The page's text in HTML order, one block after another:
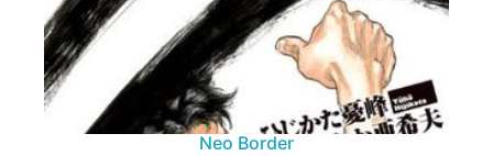
Neo Border